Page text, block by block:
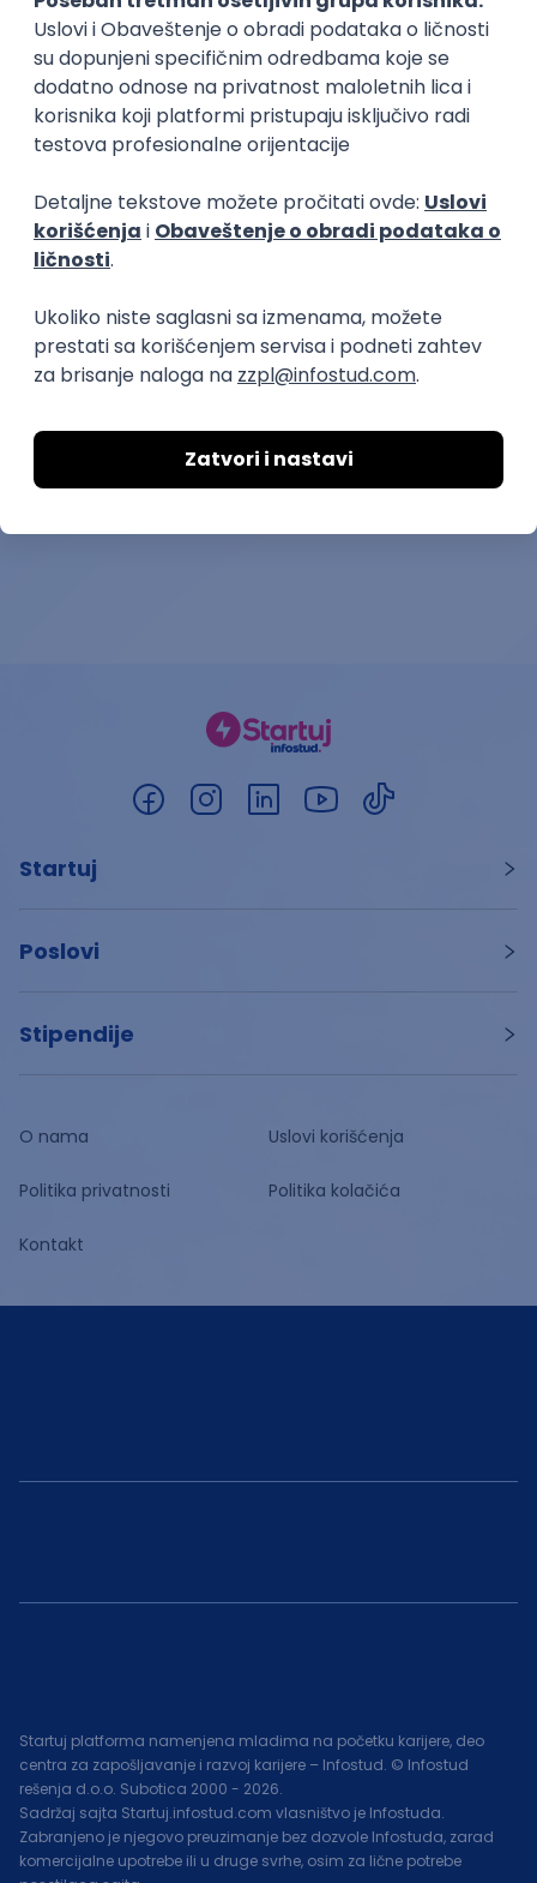
Stručnjak za bezbednost
IT
DevOps
IT
Poslovi posle studija
Interior Designer AI
Booscala OÜ
18.08.2026. Rad od kuće
KICKSTART -
Developer -
Yettel d.o.o.
15.08.2026.
Startuj
Poslovi
Stipendije
O nama Uslovi korišćenja
Politika privatnosti Politika kolačića
Kontakt
Startuj platforma namenjena mladima na početku karijere, deo
centra za zapošljavanje i razvoj karijere – Infostud. © Infostud
rešenja d.o.o. Subotica 2000 - 2026.
Sadržaj sajta Startuj.infostud.com vlasništvo je Infostuda.
Zabranjeno je njegovo preuzimanje bez dozvole Infostuda, zarad
komercijalne upotrebe ili u druge svrhe, osim za lične potrebe